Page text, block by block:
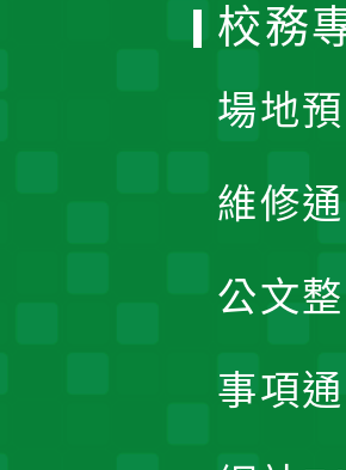
校務
場地
維修
公文
事項